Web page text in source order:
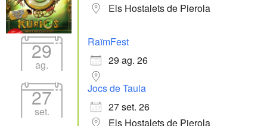
Els Hostalets de Pierola
29
ag.
RaïmFest
29 ag. 26
27
set.
Jocs de Taula
27 set. 26
Els Hostalets de Pierola